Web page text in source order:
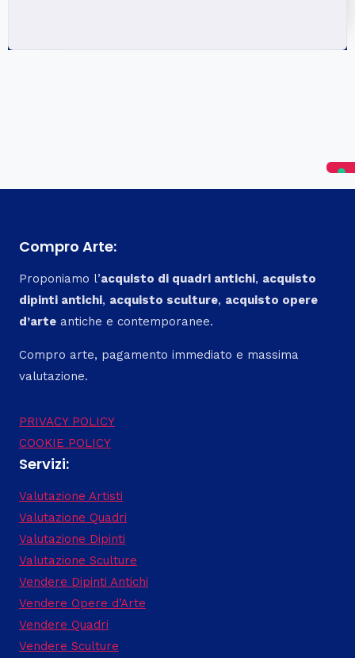
Compro Arte:
Proponiamo l’acquisto di quadri antichi, acquisto
dipinti antichi, acquisto sculture, acquisto opere
d’arte antiche e contemporanee.
Compro arte, pagamento immediato e massima
valutazione.
PRIVACY POLICY
COOKIE POLICY
Servizi:
Valutazione Artisti
Valutazione Quadri
Valutazione Dipinti
Valutazione Sculture
Vendere Dipinti Antichi
Vendere Opere d’Arte
Vendere Quadri
Vendere Sculture